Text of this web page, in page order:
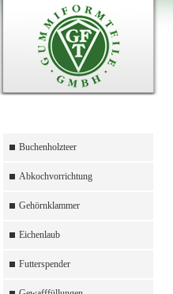
Buchenholzteer
Abkochvorrichtung
Gehörnklammer
Eichenlaub
Futterspender